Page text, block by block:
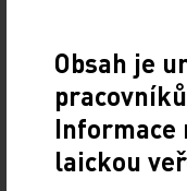
u předléčených
probíhala u 647
nepředléčených,
léčebná
týdnů, má léčba
Obsah je
Informace
laickou